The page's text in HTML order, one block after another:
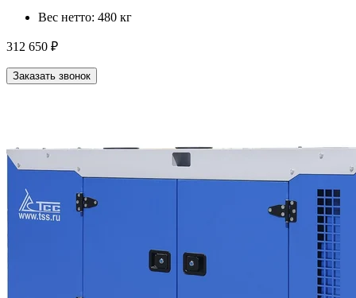
Вес нетто: 480 кг
312 650 ₽
Заказать звонок